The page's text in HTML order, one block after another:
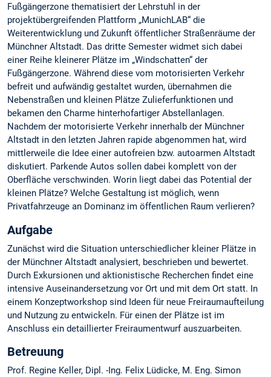
Fußgängerzone thematisiert der Lehrstuhl in der
projektübergreifenden Plattform „MunichLAB“ die
Weiterentwicklung und Zukunft öffentlicher Straßenräume der
Münchner Altstadt. Das dritte Semester widmet sich dabei
einer Reihe kleinerer Plätze im „Windschatten“ der
Fußgängerzone. Während diese vom motorisierten Verkehr
befreit und aufwändig gestaltet wurden, übernahmen die
Nebenstraßen und kleinen Plätze Zulieferfunktionen und
bekamen den Charme hinterhofartiger Abstellanlagen.
Nachdem der motorisierte Verkehr innerhalb der Münchner
Altstadt in den letzten Jahren rapide abgenommen hat, wird
mittlerweile die Idee einer autofreien bzw. autoarmen Altstadt
diskutiert. Parkende Autos sollen dabei komplett von der
Oberfläche verschwinden. Worin liegt dabei das Potential der
kleinen Plätze? Welche Gestaltung ist möglich, wenn
Privatfahrzeuge an Dominanz im öffentlichen Raum verlieren?
Aufgabe
Zunächst wird die Situation unterschiedlicher kleiner Plätze in
der Münchner Altstadt analysiert, beschrieben und bewertet.
Durch Exkursionen und aktionistische Recherchen findet eine
intensive Auseinandersetzung vor Ort und mit dem Ort statt. In
einem Konzeptworkshop sind Ideen für neue Freiraumaufteilung
und Nutzung zu entwickeln. Für einen der Plätze ist im
Anschluss ein detaillierter Freiraumentwurf auszuarbeiten.
Betreuung
Prof. Regine Keller, Dipl. -Ing. Felix Lüdicke, M. Eng. Simon